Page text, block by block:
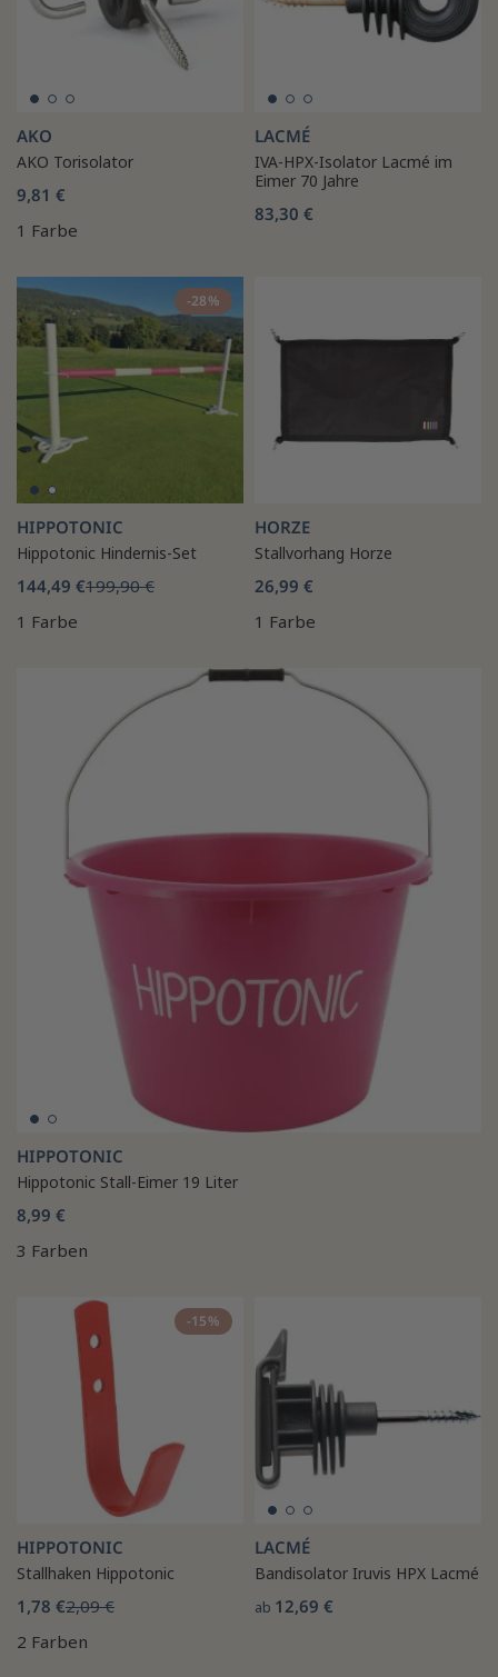
AKO
AKO Torisolator
9,81 €
1 Farbe
LACMÉ
IVA-HPX-Isolator Lacmé im
Eimer 70 Jahre
83,30 €
-28%
HIPPOTONIC
Hippotonic Hindernis-Set
144,49 €199,90 €
1 Farbe
HORZE
Stallvorhang Horze
26,99 €
1 Farbe
HIPPOTONIC
Hippotonic Stall-Eimer 19 Liter
8,99 €
3 Farben
-15%
HIPPOTONIC
Stallhaken Hippotonic
1,78 €2,09 €
2 Farben
LACMÉ
Bandisolator Iruvis HPX Lacmé
ab 12,69 €